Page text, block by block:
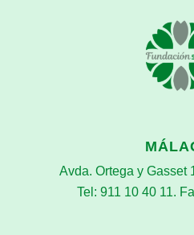
Avda. Ortega y Gasset
Tel: 911 10 40 11.